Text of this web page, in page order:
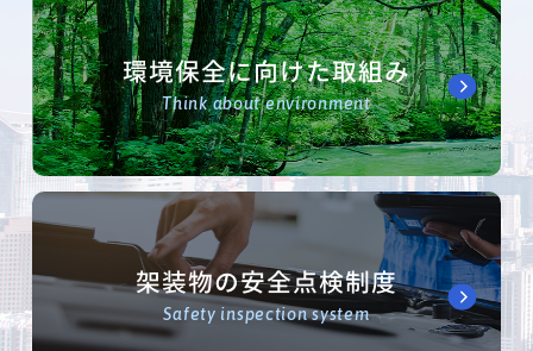
環境保全に向けた取組み
Think about environment
架装物の安全点検制度
Safety inspection system